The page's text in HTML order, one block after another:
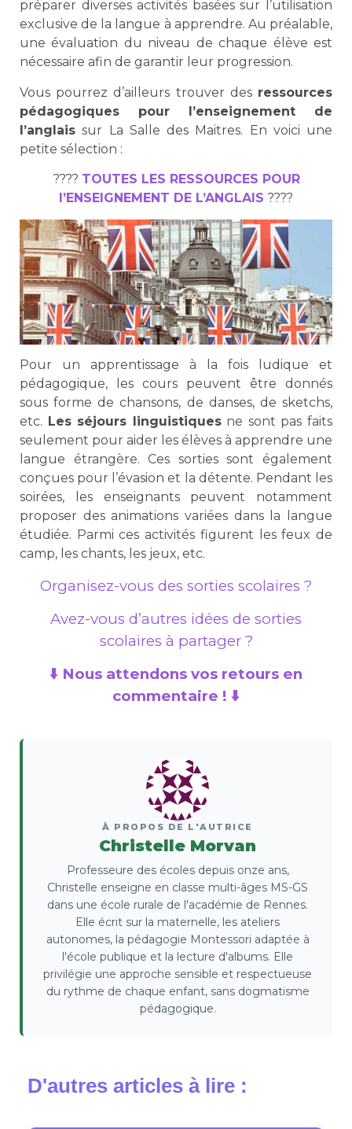
préparer diverses activités basées sur l’utilisation
exclusive de la langue à apprendre. Au préalable,
une évaluation du niveau de chaque élève est
nécessaire afin de garantir leur progression.
Vous pourrez d’ailleurs trouver des ressources
pédagogiques pour l’enseignement de
l’anglais sur La Salle des Maitres. En voici une
petite sélection :
???? TOUTES LES RESSOURCES POUR
l’ENSEIGNEMENT DE L’ANGLAIS ????
Pour un apprentissage à la fois ludique et
pédagogique, les cours peuvent être donnés
sous forme de chansons, de danses, de sketchs,
etc. Les séjours linguistiquesne sont pas faits
seulement pour aider les élèves à apprendre une
langue étrangère. Ces sorties sont également
conçues pour l’évasion et la détente. Pendant les
soirées, les enseignants peuvent notamment
proposer des animations variées dans la langue
étudiée. Parmi ces activités figurent les feux de
camp, les chants, les jeux, etc.
Organisez-vous des sorties scolaires ?
Avez-vous d’autres idées de sorties
scolaires à partager ?
⬇️ Nous attendons vos retours en
commentaire ! ⬇️
À PROPOS DE L'AUTRICE
Christelle Morvan
Professeure des écoles depuis onze ans,
Christelle enseigne en classe multi-âges MS-GS
dans une école rurale de l'académie de Rennes.
Elle écrit sur la maternelle, les ateliers
autonomes, la pédagogie Montessori adaptée à
l'école publique et la lecture d'albums. Elle
privilégie une approche sensible et respectueuse
du rythme de chaque enfant, sans dogmatisme
pédagogique.
D'autres articles à lire :